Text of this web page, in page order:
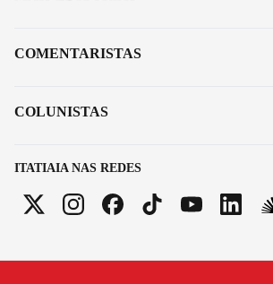
ITATIAIA NAS REDES
COMENTARISTAS
COLUNISTAS